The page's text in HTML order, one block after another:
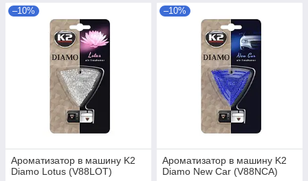
–10%
Ароматизатор в машину K2
Diamo Lotus (V88LOT)
–10%
Ароматизатор в машину K2
Diamo New Car (V88NCA)